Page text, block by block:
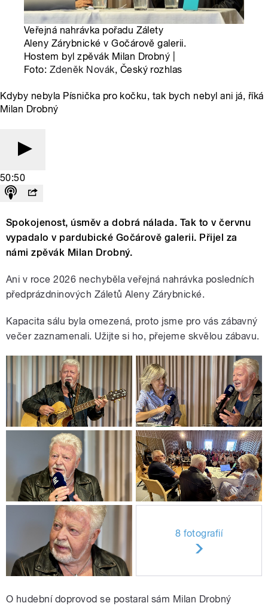
Veřejná nahrávka pořadu Zálety
Aleny Zárybnické v Gočárově galerii.
Hostem byl zpěvák Milan Drobný |
Foto: Zdeněk Novák, Český rozhlas
Kdyby nebyla Písnička pro kočku, tak bych nebyl ani já, říká
Milan Drobný
50:50
Spokojenost, úsměv a dobrá nálada. Tak to v červnu
vypadalo v pardubické Gočárově galerii. Přijel za
námi zpěvák Milan Drobný.
Ani v roce 2026 nechyběla veřejná nahrávka posledních
předprázdninových Záletů Aleny Zárybnické.
Kapacita sálu byla omezená, proto jsme pro vás zábavný
večer zaznamenali. Užijte si ho, přejeme skvělou zábavu.
8 fotografií
O hudební doprovod se postaral sám Milan Drobný